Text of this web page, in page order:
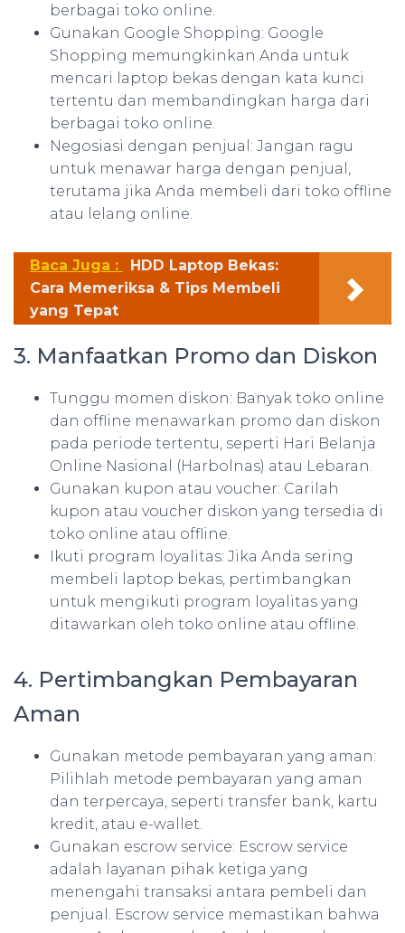
berbagai toko online.
Gunakan Google Shopping: Google
Shopping memungkinkan Anda untuk
mencari laptop bekas dengan kata kunci
tertentu dan membandingkan harga dari
berbagai toko online.
Negosiasi dengan penjual: Jangan ragu
untuk menawar harga dengan penjual,
terutama jika Anda membeli dari toko offline
atau lelang online.
Baca Juga :
HDD Laptop Bekas:
Cara Memeriksa & Tips Membeli
yang Tepat
3. Manfaatkan Promo dan Diskon
Tunggu momen diskon: Banyak toko online
dan offline menawarkan promo dan diskon
pada periode tertentu, seperti Hari Belanja
Online Nasional (Harbolnas) atau Lebaran.
Gunakan kupon atau voucher: Carilah
kupon atau voucher diskon yang tersedia di
toko online atau offline.
Ikuti program loyalitas: Jika Anda sering
membeli laptop bekas, pertimbangkan
untuk mengikuti program loyalitas yang
ditawarkan oleh toko online atau offline.
4. Pertimbangkan Pembayaran
Aman
Gunakan metode pembayaran yang aman:
Pilihlah metode pembayaran yang aman
dan terpercaya, seperti transfer bank, kartu
kredit, atau e-wallet.
Gunakan escrow service: Escrow service
adalah layanan pihak ketiga yang
menengahi transaksi antara pembeli dan
penjual. Escrow service memastikan bahwa